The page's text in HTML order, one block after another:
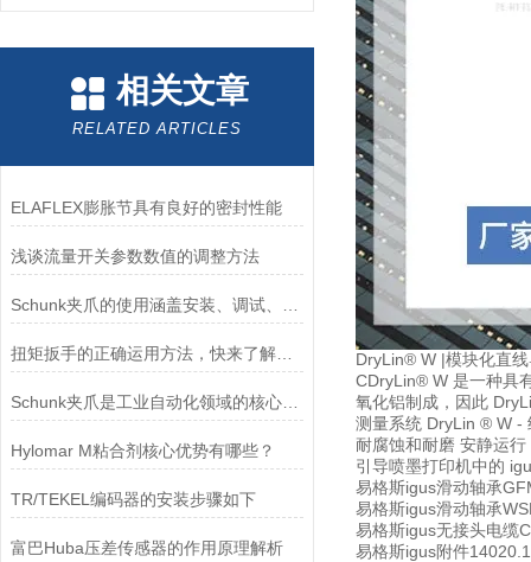
相关文章
RELATED ARTICLES
ELAFLEX膨胀节具有良好的密封性能
浅谈流量开关参数数值的调整方法
扭矩扳手的正确运用方法，快来了解一下吧！
Schunk夹爪是工业自动化领域的核心部件
Hylomar M粘合剂核心优势有哪些？
TR/TEKEL编码器的安装步骤如下
富巴Huba压差传感器的作用原理解析
DryLin® W |模块化直
CDryLin® W 是一种具
氧化铝制成，因此
测量系统 DryLin ® W -
耐腐蚀和耐磨 安静运
引导喷墨打印机中的
易格斯igus滑动轴承
易格斯igus滑动轴承
易格斯igus无接头电缆
易格斯igus附件